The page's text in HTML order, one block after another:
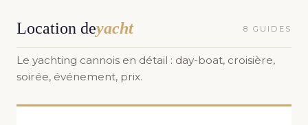
Location deyacht 8 GUIDES
Le yachting cannois en détail : day-boat, croisière,
soirée, événement, prix.